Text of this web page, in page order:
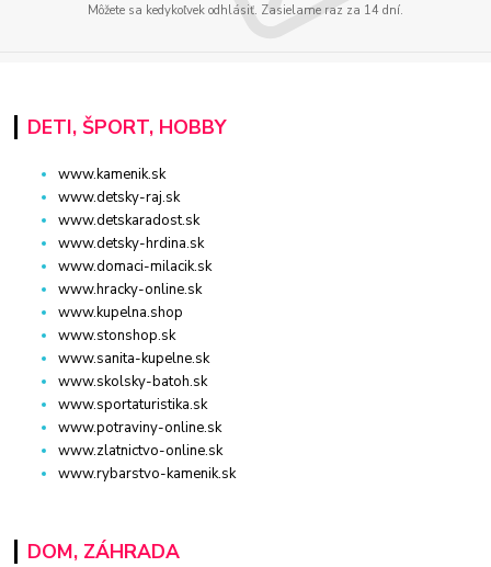
Môžete sa kedykoľvek odhlásiť. Zasielame raz za 14 dní.
DETI, ŠPORT, HOBBY
www.kamenik.sk
www.detsky-raj.sk
www.detskaradost.sk
www.detsky-hrdina.sk
www.domaci-milacik.sk
www.hracky-online.sk
www.kupelna.shop
www.stonshop.sk
www.sanita-kupelne.sk
www.skolsky-batoh.sk
www.sportaturistika.sk
www.potraviny-online.sk
www.zlatnictvo-online.sk
www.rybarstvo-kamenik.sk
DOM, ZÁHRADA